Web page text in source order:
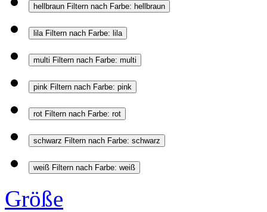
hellbraun Filtern nach Farbe: hellbraun
lila Filtern nach Farbe: lila
multi Filtern nach Farbe: multi
pink Filtern nach Farbe: pink
rot Filtern nach Farbe: rot
schwarz Filtern nach Farbe: schwarz
weiß Filtern nach Farbe: weiß
Größe